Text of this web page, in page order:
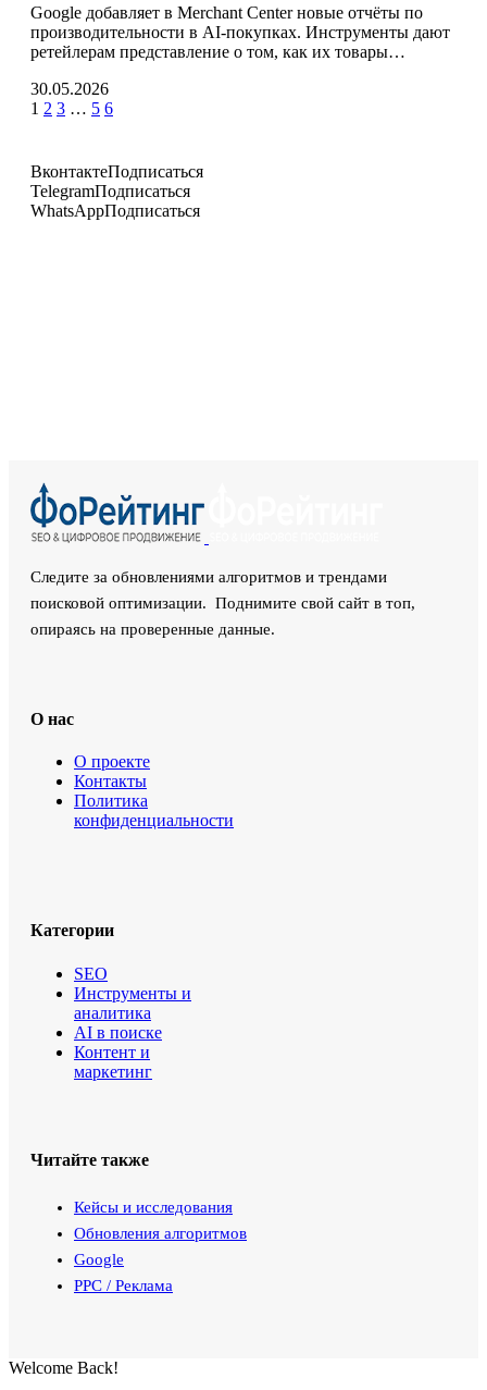
Google добавляет в Merchant Center новые отчёты по
производительности в AI-покупках. Инструменты дают
ретейлерам представление о том, как их товары…
30.05.2026
1 2 3 … 5 6
ВконтактеПодписаться
TelegramПодписаться
WhatsAppПодписаться
Следите за обновлениями алгоритмов и трендами
поисковой оптимизации. Поднимите свой сайт в топ,
опираясь на проверенные данные.
О нас
О проекте
Контакты
Политика
конфиденциальности
Категории
SEO
Инструменты и
аналитика
AI в поиске
Контент и
маркетинг
Читайте также
Кейсы и исследования
Обновления алгоритмов
Google
PPC / Реклама
Welcome Back!